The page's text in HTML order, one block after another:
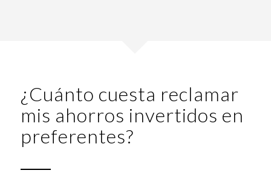
¿Cuánto cuesta reclamar
mis ahorros invertidos en
preferentes?